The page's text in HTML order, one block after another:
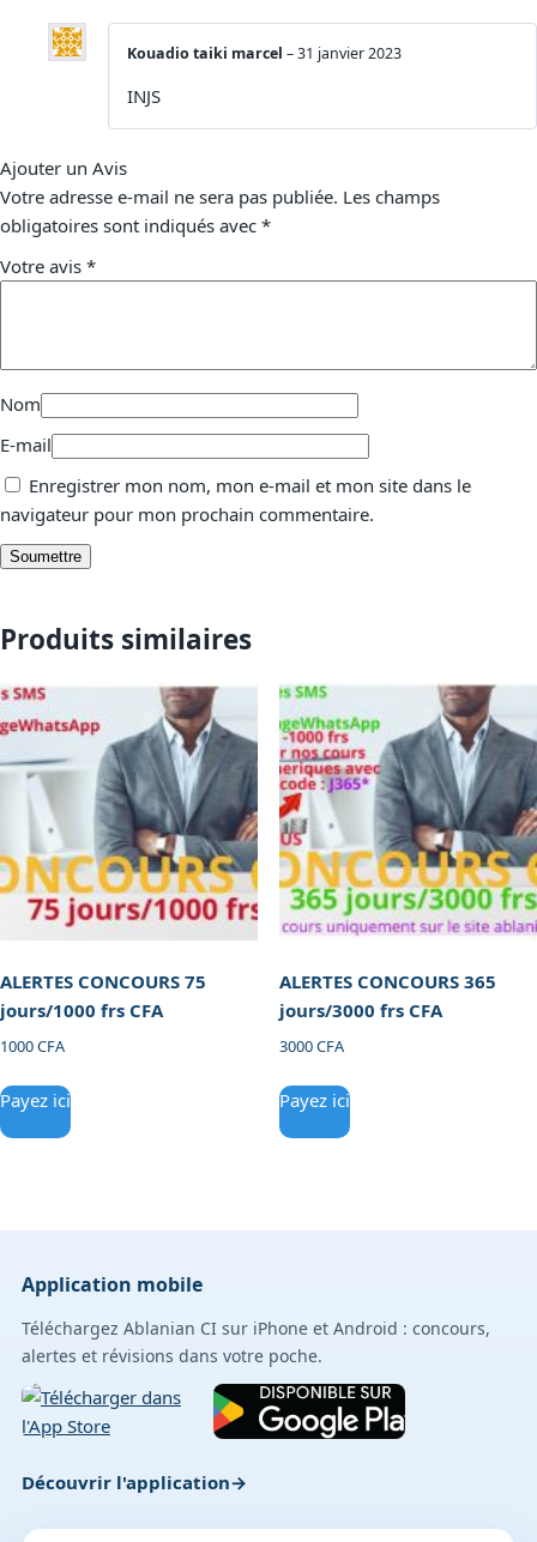
Kouadio taiki marcel –31 janvier 2023
INJS
Ajouter un Avis
Votre adresse e-mail ne sera pas publiée. Les champs
obligatoires sont indiqués avec *
Votre avis *
Nom
E-mail
Enregistrer mon nom, mon e-mail et mon site dans le
navigateur pour mon prochain commentaire.
Produits similaires
ALERTES CONCOURS 75
jours/1000 frs CFA
1000CFA
Payez ici
ALERTES CONCOURS 365
jours/3000 frs CFA
3000CFA
Payez ici
Application mobile
Téléchargez Ablanian CI sur iPhone et Android : concours,
alertes et révisions dans votre poche.
Découvrir l'application